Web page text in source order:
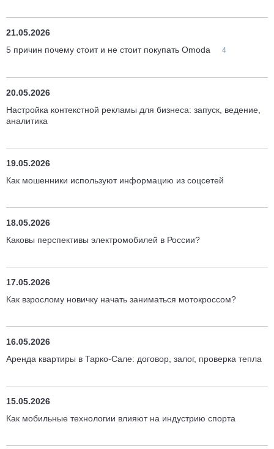
21.05.2026
5 причин почему стоит и не стоит покупать Omoda
4
20.05.2026
Настройка контекстной рекламы для бизнеса: запуск, ведение,
аналитика
19.05.2026
Как мошенники используют информацию из соцсетей
18.05.2026
Каковы перспективы электромобилей в России?
17.05.2026
Как взрослому новичку начать заниматься мотокроссом?
16.05.2026
Аренда квартиры в Тарко-Сале: договор, залог, проверка тепла
15.05.2026
Как мобильные технологии влияют на индустрию спорта